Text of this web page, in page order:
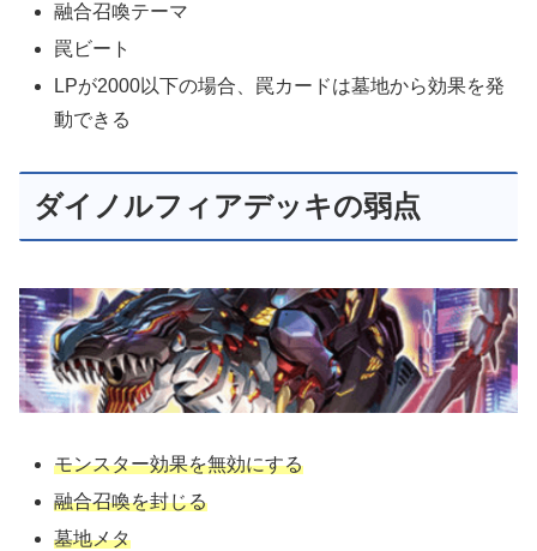
融合召喚テーマ
罠ビート
LPが2000以下の場合、罠カードは墓地から効果を発
動できる
ダイノルフィアデッキの弱点
モンスター効果を無効にする
融合召喚を封じる
墓地メタ